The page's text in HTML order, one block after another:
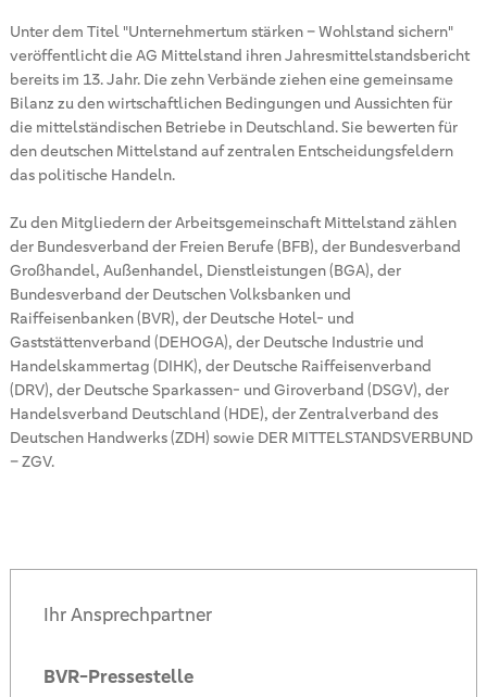
Unter dem Titel "Unternehmertum stärken – Wohlstand sichern"
veröffentlicht die AG Mittelstand ihren Jahresmittelstandsbericht
bereits im 13. Jahr. Die zehn Verbände ziehen eine gemeinsame
Bilanz zu den wirtschaftlichen Bedingungen und Aussichten für
die mittelständischen Betriebe in Deutschland. Sie bewerten für
den deutschen Mittelstand auf zentralen Entscheidungsfeldern
das politische Handeln.
Zu den Mitgliedern der Arbeitsgemeinschaft Mittelstand zählen
der Bundesverband der Freien Berufe (BFB), der Bundesverband
Großhandel, Außenhandel, Dienstleistungen (BGA), der
Bundesverband der Deutschen Volksbanken und
Raiffeisenbanken (BVR), der Deutsche Hotel- und
Gaststättenverband (DEHOGA), der Deutsche Industrie und
Handelskammertag (DIHK), der Deutsche Raiffeisenverband
(DRV), der Deutsche Sparkassen- und Giroverband (DSGV), der
Handelsverband Deutschland (HDE), der Zentralverband des
Deutschen Handwerks (ZDH) sowie DER MITTELSTANDSVERBUND
– ZGV.
Ihr Ansprechpartner
BVR-Pressestelle